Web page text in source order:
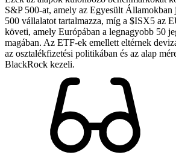
S&P 500-at, amely az Egyesült Államokban
500 vállalatot tartalmazza, míg a $ISX5 az
követi, amely Európában a legnagyobb 50
magában. Az ETF-ek emellett eltérnek
az osztalékfizetési politikában és az alap
BlackRock kezeli.